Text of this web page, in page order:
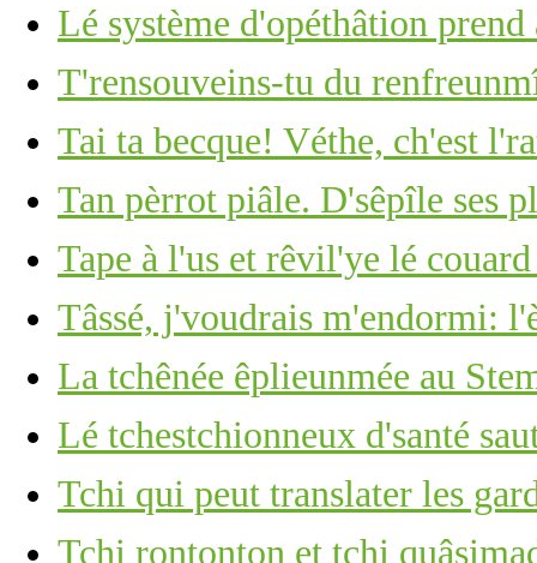
Lé système d'opéthâtion prend
T'rensouveins-tu du
Tai ta becque! Véthe, ch'est
Tan pèrrot piâle. D'sêpîle ses
Tape à l'us et rêvil'ye lé
Tâssé, j'voudrais m'endormi:
La tchênée êplieunmée au
Lé tchestchionneux d'santé
Tchi qui peut translater les
Tchi rontonton et tchi